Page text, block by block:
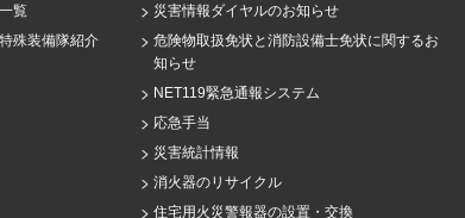
覧
殊装備隊紹介
災害情報ダイヤルのお知らせ
危険物取扱免状と消防設備士免状に関するお
知らせ
NET119緊急通報システム
応急手当
災害統計情報
消火器のリサイクル
住宅用火災警報器の設置・交換